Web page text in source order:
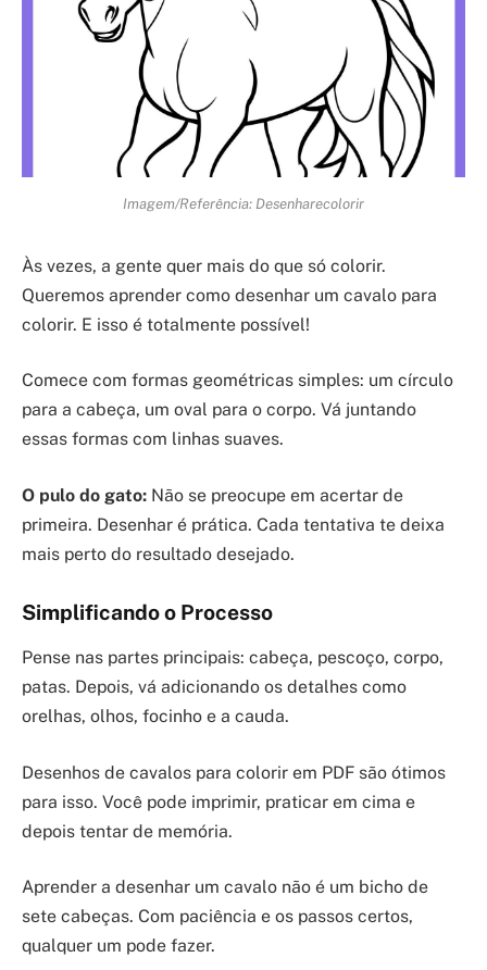
Imagem/Referência: Desenharecolorir
Às vezes, a gente quer mais do que só colorir.
Queremos aprender como desenhar um cavalo para
colorir. E isso é totalmente possível!
Comece com formas geométricas simples: um círculo
para a cabeça, um oval para o corpo. Vá juntando
essas formas com linhas suaves.
O pulo do gato: Não se preocupe em acertar de
primeira. Desenhar é prática. Cada tentativa te deixa
mais perto do resultado desejado.
Simplificando o Processo
Pense nas partes principais: cabeça, pescoço, corpo,
patas. Depois, vá adicionando os detalhes como
orelhas, olhos, focinho e a cauda.
Desenhos de cavalos para colorir em PDF são ótimos
para isso. Você pode imprimir, praticar em cima e
depois tentar de memória.
Aprender a desenhar um cavalo não é um bicho de
sete cabeças. Com paciência e os passos certos,
qualquer um pode fazer.